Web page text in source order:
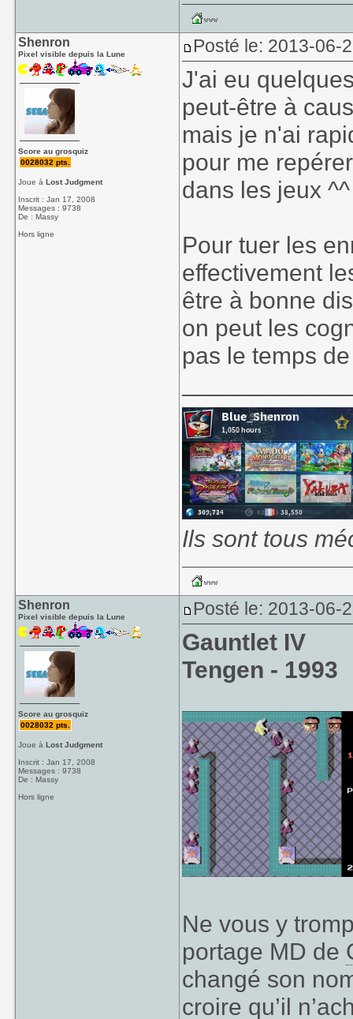
Shenron
Pixel visible depuis la Lune
Score au grosquiz
0028032 pts.
Joue àLost Judgment
Inscrit : Jan 17, 2008
Messages : 9738
De : Massy
Hors ligne
Posté le: 2013-06-
J'ai eu
peut-être à
mais je n'ai
pour me
dans les jeux ^^
Pour tuer les
effectivement
être à bonne
on peut les
pas le temps
Ils sont tous
Shenron
Pixel visible depuis la Lune
Score au grosquiz
0028032 pts.
Joue àLost Judgment
Inscrit : Jan 17, 2008
Messages : 9738
De : Massy
Hors ligne
Posté le: 2013-06-
Gauntlet IV
Tengen - 1993
Ne vous y
portage MD de
changé son
croire qu’il